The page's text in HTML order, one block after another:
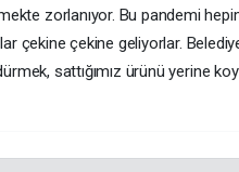
zorlanıyor. Bu pandemi
çekine çekine geliyorlar.
sattığımız ürünü yerine